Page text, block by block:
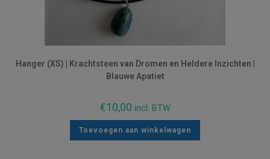
Hanger (XS) | Krachtsteen van Dromen en Heldere Inzichten |
Blauwe Apatiet
€10,00 incl. BTW
Toevoegen aan winkelwagen